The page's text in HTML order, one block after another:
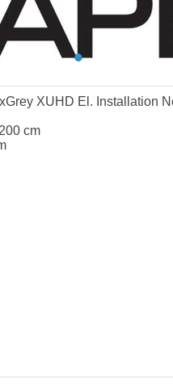
XUHD El. Installation
cm